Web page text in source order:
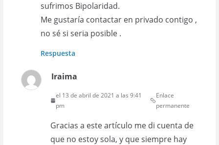
sufrimos Bipolaridad.
Me gustaría contactar en privado contigo ,
no sé si seria posible .
Respuesta
Iraima
el 13 de abril de 2021 a las 9:41
pm
Enlace
permanente
Gracias a este artículo me di cuenta de
que no estoy sola, y que siempre hay